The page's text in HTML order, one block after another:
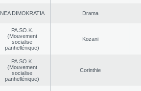
NEA DΙMOKRATIA Drama
PA.SO.K.
(Mouvement
socialise
panhellénique)
Kozani
PA.SO.K.
(Mouvement
socialise
panhellénique)
Corinthie